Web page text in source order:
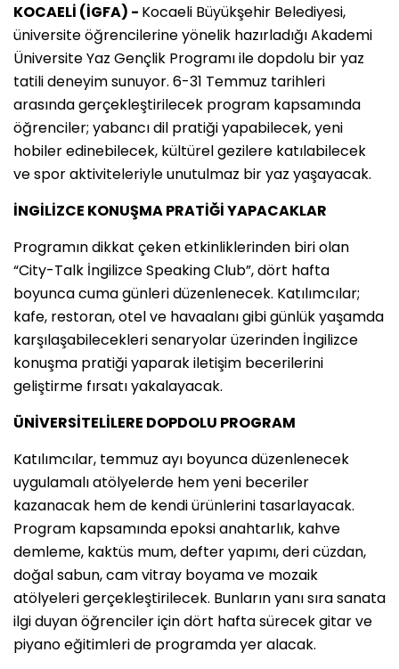
KOCAELİ (İGFA) - Kocaeli Büyükşehir Belediyesi,
üniversite öğrencilerine yönelik hazırladığı Akademi
Üniversite Yaz Gençlik Programı ile dopdolu bir yaz
tatili deneyim sunuyor. 6-31 Temmuz tarihleri
arasında gerçekleştirilecek program kapsamında
öğrenciler; yabancı dil pratiği yapabilecek, yeni
hobiler edinebilecek, kültürel gezilere katılabilecek
ve spor aktiviteleriyle unutulmaz bir yaz yaşayacak.
İNGİLİZCE KONUŞMA PRATİĞİ YAPACAKLAR
Programın dikkat çeken etkinliklerinden biri olan
“City-Talk İngilizce Speaking Club”, dört hafta
boyunca cuma günleri düzenlenecek. Katılımcılar;
kafe, restoran, otel ve havaalanı gibi günlük yaşamda
karşılaşabilecekleri senaryolar üzerinden İngilizce
konuşma pratiği yaparak iletişim becerilerini
geliştirme fırsatı yakalayacak.
ÜNİVERSİTELİLERE DOPDOLU PROGRAM
Katılımcılar, temmuz ayı boyunca düzenlenecek
uygulamalı atölyelerde hem yeni beceriler
kazanacak hem de kendi ürünlerini tasarlayacak.
Program kapsamında epoksi anahtarlık, kahve
demleme, kaktüs mum, defter yapımı, deri cüzdan,
doğal sabun, cam vitray boyama ve mozaik
atölyeleri gerçekleştirilecek. Bunların yanı sıra sanata
ilgi duyan öğrenciler için dört hafta sürecek gitar ve
piyano eğitimleri de programda yer alacak.